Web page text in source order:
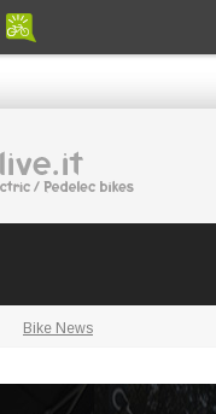
Bike News